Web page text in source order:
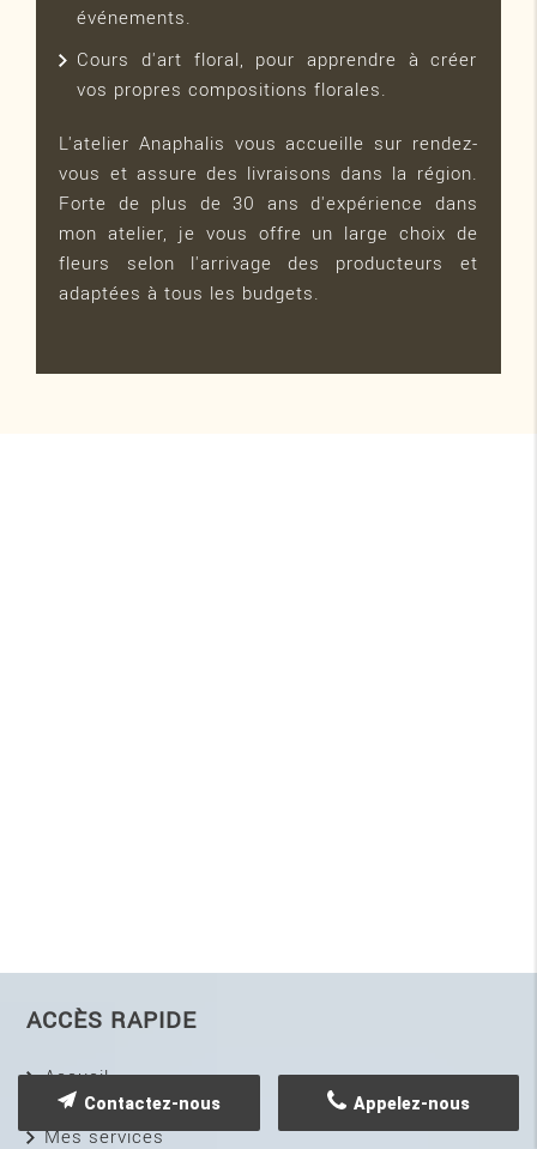
événements.
Cours d'art floral, pour apprendre à créer
vos propres compositions florales.
L'atelier Anaphalis vous accueille sur rendez-
vous et assure des livraisons dans la région.
Forte de plus de 30 ans d'expérience dans
mon atelier, je vous offre un large choix de
fleurs selon l'arrivage des producteurs et
adaptées à tous les budgets.
ACCÈS RAPIDE
Accueil
L'atelier
Mes services
Appelez-nous
Contactez-nous